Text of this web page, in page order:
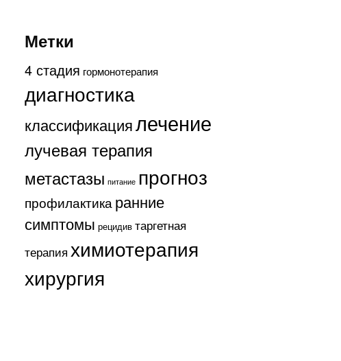
Метки
4 стадия гормонотерапия
диагностика
классификациялечение
лучевая терапия
метастазы питание прогноз
профилактика ранние
симптомы рецидив таргетная
терапия химиотерапия
хирургия